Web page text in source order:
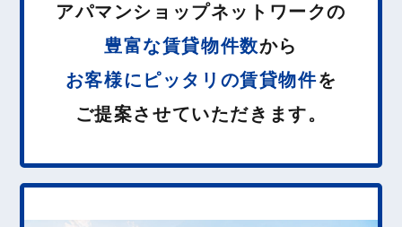
アパマンショップネットワークの
豊富な賃貸物件数から
お客様に ピッ タ リ の賃貸物件を
ご提案させていただきます。